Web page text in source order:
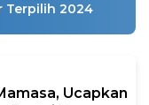
Terpilih 2024
Ucapkan